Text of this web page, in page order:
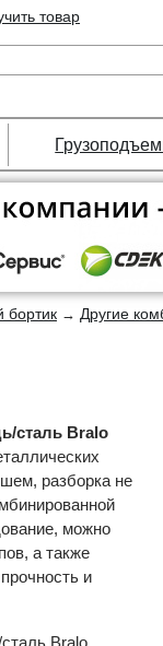
товар
бортик → Другие
сталь Bralo
разборка не
можно
а также
и
Bralo